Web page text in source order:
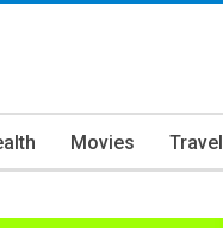
Movies Travel